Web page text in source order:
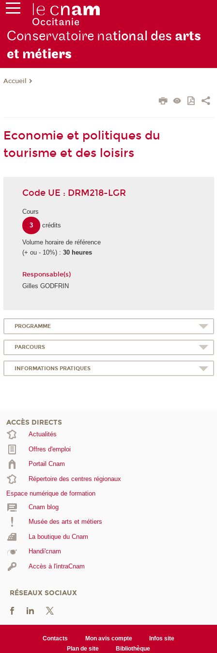
Conservatoire national des arts
et métiers
Accueil
Economie et politiques du
tourisme et des loisirs
Code UE : DRM218-LGR
Cours
3
crédits
Volume horaire de référence
(+ ou - 10%) : 30 heures
Responsable(s)
Gilles GODFRIN
PROGRAMME
PARCOURS
INFORMATIONS PRATIQUES
ACCÈS DIRECTS
Actualités
Offres d'emploi
Portail Cnam
Répertoire des centres régionaux
Espace numérique de formation
Cnam blog
Musée des arts et métiers
La boutique du Cnam
Handi'cnam
Accès à l'intraCnam
RÉSEAUX SOCIAUX
Contacts Mon avis compte
Infos site
Plan de site
Bibliothèque